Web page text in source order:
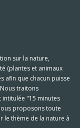
sur la nature,
(plantes et animaux
afin que chacun puisse
traitons
intitulée "15 minutes
proposons toute
le thème de la nature à